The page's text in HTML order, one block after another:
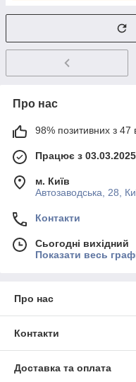
Про нас
98% позитивних з 47
Працює з 03.03.2025
м. Київ
Автозаводська, 28,
Контакти
Сьогодні вихідний
Показати весь
Про нас
Контакти
Доставка та оплата